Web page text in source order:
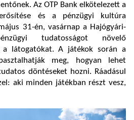
Az OTP Bank elkötelezett a
és a pénzügyi kultúra
31-én, vasárnap a Hajógyári-
tudatosságot növelő
a látogatókat. A játékok során a
meg, hogyan lehet
döntéseket hozni. Ráadásul
aki minden játékban részt vesz,